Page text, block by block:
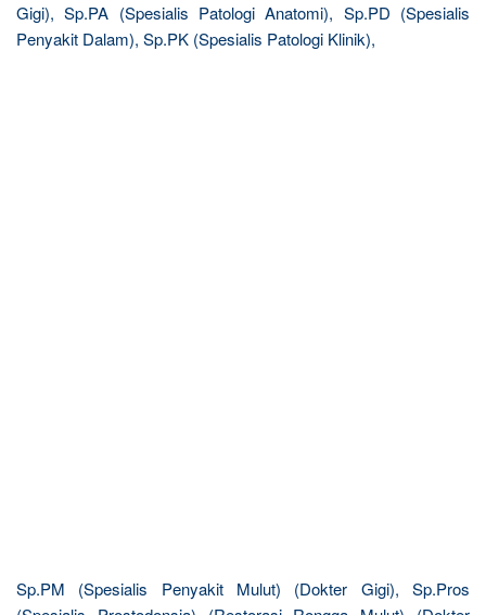
Gigi), Sp.PA (Spesialis Patologi Anatomi), Sp.PD (Spesialis
Penyakit Dalam), Sp.PK (Spesialis Patologi Klinik),
Sp.PM (Spesialis Penyakit Mulut) (Dokter Gigi), Sp.Pros